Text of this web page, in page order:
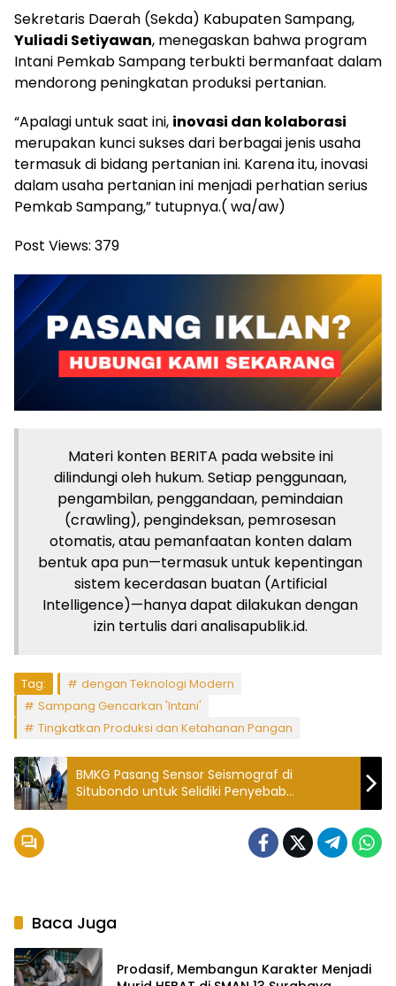
Sekretaris Daerah (Sekda) Kabupaten Sampang,
Yuliadi Setiyawan, menegaskan bahwa program
Intani Pemkab Sampang terbukti bermanfaat dalam
mendorong peningkatan produksi pertanian.
“Apalagi untuk saat ini, inovasi dan kolaborasi
merupakan kunci sukses dari berbagai jenis usaha
termasuk di bidang pertanian ini. Karena itu, inovasi
dalam usaha pertanian ini menjadi perhatian serius
Pemkab Sampang,” tutupnya.( wa/aw)
Post Views: 379
Materi konten BERITA pada website ini
dilindungi oleh hukum. Setiap penggunaan,
pengambilan, penggandaan, pemindaian
(crawling), pengindeksan, pemrosesan
otomatis, atau pemanfaatan konten dalam
bentuk apa pun—termasuk untuk kepentingan
sistem kecerdasan buatan (Artificial
Intelligence)—hanya dapat dilakukan dengan
izin tertulis dari analisapublik.id.
Tag:
dengan Teknologi Modern
Sampang Gencarkan 'Intani'
Tingkatkan Produksi dan Ketahanan Pangan
BMKG Pasang Sensor Seismograf di
Situbondo untuk Selidiki Penyebab
Kerusakan Rumah Pascagempa
Baca Juga
Prodasif, Membangun Karakter Menjadi